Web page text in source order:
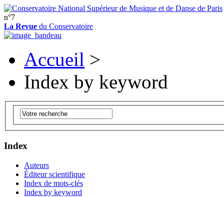
n°7
La Revue du Conservatoire
Accueil >
Index by keyword
Index
Auteurs
Éditeur scientifique
Index de mots-clés
Index by keyword